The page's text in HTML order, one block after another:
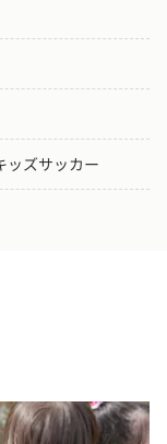
ッズサッカー